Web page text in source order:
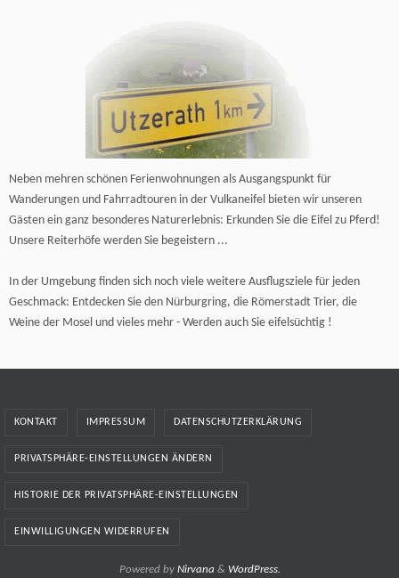
Neben mehren schönen Ferienwohnungen als Ausgangspunkt für
Wanderungen und Fahrradtouren in der Vulkaneifel bieten wir unseren
Gästen ein ganz besonderes Naturerlebnis: Erkunden Sie die Eifel zu Pferd!
Unsere Reiterhöfe werden Sie begeistern ...
In der Umgebung finden sich noch viele weitere Ausflugsziele für jeden
Geschmack: Entdecken Sie den Nürburgring, die Römerstadt Trier, die
Weine der Mosel und vieles mehr - Werden auch Sie eifelsüchtig !
KONTAKT IMPRESSUM DATENSCHUTZERKLÄRUNG
PRIVATSPHÄRE-EINSTELLUNGEN ÄNDERN
HISTORIE DER PRIVATSPHÄRE-EINSTELLUNGEN
EINWILLIGUNGEN WIDERRUFEN
Powered by Nirvana & WordPress.